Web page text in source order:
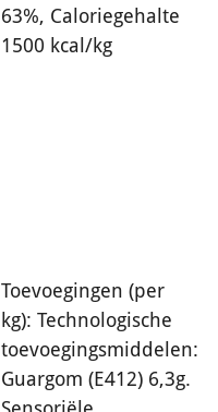
63%, Caloriegehalte
1500 kcal/kg
Toevoegingen (per
kg): Technologische
toevoegingsmiddelen:
Guargom (E412) 6,3g.